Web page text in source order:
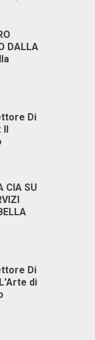
DALLA
Di
Il
CIA SU
Di
di